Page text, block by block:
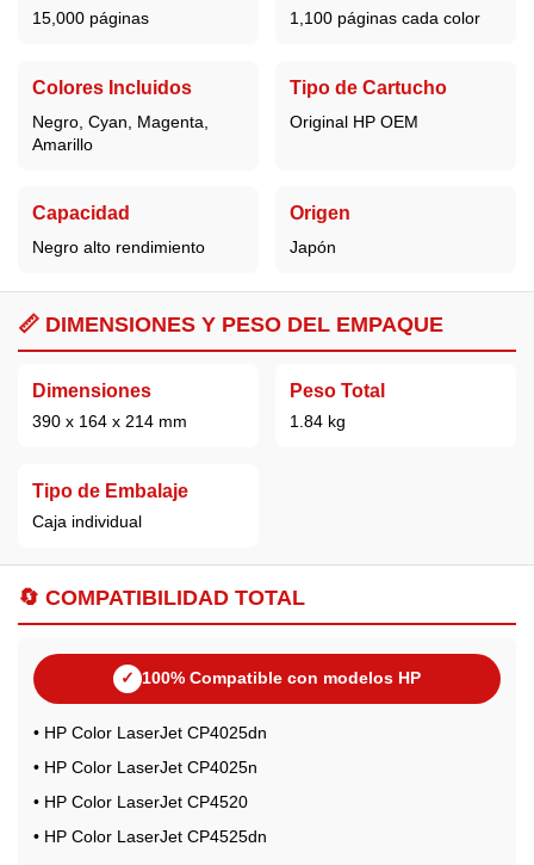
15,000 páginas 1,100 páginas cada color
Colores Incluidos
Negro, Cyan, Magenta,
Amarillo
Tipo de Cartucho
Original HP OEM
Capacidad
Negro alto rendimiento
Origen
Japón
📏 DIMENSIONES Y PESO DEL EMPAQUE
Dimensiones
390 x 164 x 214 mm
Peso Total
1.84 kg
Tipo de Embalaje
Caja individual
🔄 COMPATIBILIDAD TOTAL
✓ 100% Compatible con modelos HP
• HP Color LaserJet CP4025dn
• HP Color LaserJet CP4025n
• HP Color LaserJet CP4520
• HP Color LaserJet CP4525dn